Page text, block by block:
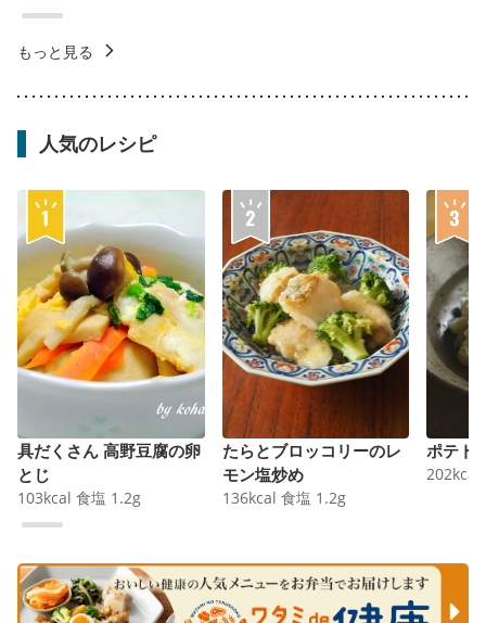
もっと見る
人気のレシピ
具だくさん 高野豆腐の卵
とじ
103kcal 食塩 1.2g
たらとブロッコリーのレ
モン塩炒め
136kcal 食塩 1.2g
ポテト
202kcal